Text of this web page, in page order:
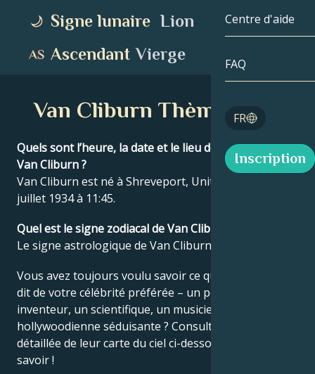
Lion
Vierge
Sagittaire
Tarot
Nombres
Centre d'aide
FAQ
FR
English
Inscription
Signe lunaire Lion
Ascendant Vierge
Van Cliburn Thème natal
Quels sont l’heure, la date et le lieu de naissance de
Van Cliburn ?
Van Cliburn est né à Shreveport, United States le 12
juillet 1934 à 11:45.
Quel est le signe zodiacal de Van Cliburn ?
Le signe astrologique de Van Cliburn est Cancer.
Vous avez toujours voulu savoir ce que l’astrologie
dit de votre célébrité préférée – un politicien, un
inventeur, un scientifique, un musicien ou une star
hollywoodienne séduisante ? Consultez l’analyse
détaillée de leur carte du ciel ci-dessous pour le
savoir !